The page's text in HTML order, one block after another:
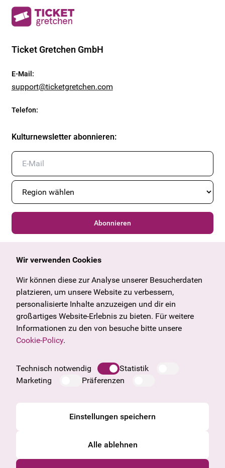
Ticket Gretchen GmbH
E-Mail :
support@ticketgretchen.com
Telefon:
Kulturnewsletter abonnieren:
Abonnieren
Allgemein
Angebote & News
U27
Geschenkgutschein
Häufige Fragen
Impressum
Datenschutzinformation
Wien
Tirol
Vorarlberg
Burgenland
Salzburg
Wir verwenden Cookies
Wir können diese zur Analyse unserer Besucherdaten
platzieren, um unsere Website zu verbessern,
personalisierte Inhalte anzuzeigen und dir ein
großartiges Website-Erlebnis zu bieten. Für weitere
Informationen zu den von besuche bitte unsere
Cookie-Policy.
Technisch notwendig
Statistik
Marketing
Präferenzen
Einstellungen speichern
Alle ablehnen